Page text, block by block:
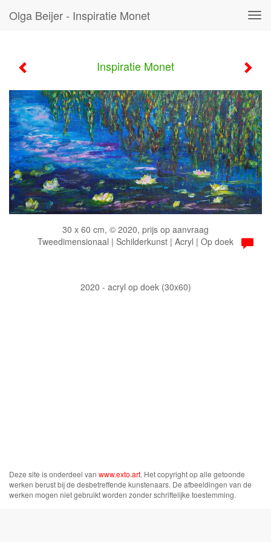
Olga Beijer - Inspiratie Monet
Inspiratie Monet
30 x 60 cm, © 2020, prijs op aanvraag
Tweedimensionaal | Schilderkunst | Acryl | Op doek
2020 - acryl op doek (30x60)
Deze site is onderdeel van www.exto.art. Het copyright op alle getoonde
werken berust bij de desbetreffende kunstenaars. De afbeeldingen van de
werken mogen niet gebruikt worden zonder schriftelijke toestemming.